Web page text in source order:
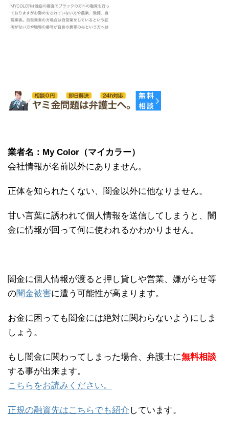
業者名：My Color（マイカラー）
会社情報が名前以外にありません。
正体を知られたくない、闇金以外に他なりません。
甘い言葉に誘われて個人情報を送信してしまうと、闇
金に情報が回って何に使われるかわかりません。
闇金に個人情報が渡ると押し貸しや営業、嫌がらせ等
の闇金被害に遭う可能性が高まります。
お金に困っても闇金には絶対に関わらないようにしま
しょう。
もし闇金に関わってしまった場合、弁護士に無料相談
する事が出来ます。
こちらをお読みください。
正規の融資先はこちらでも紹介 しています。